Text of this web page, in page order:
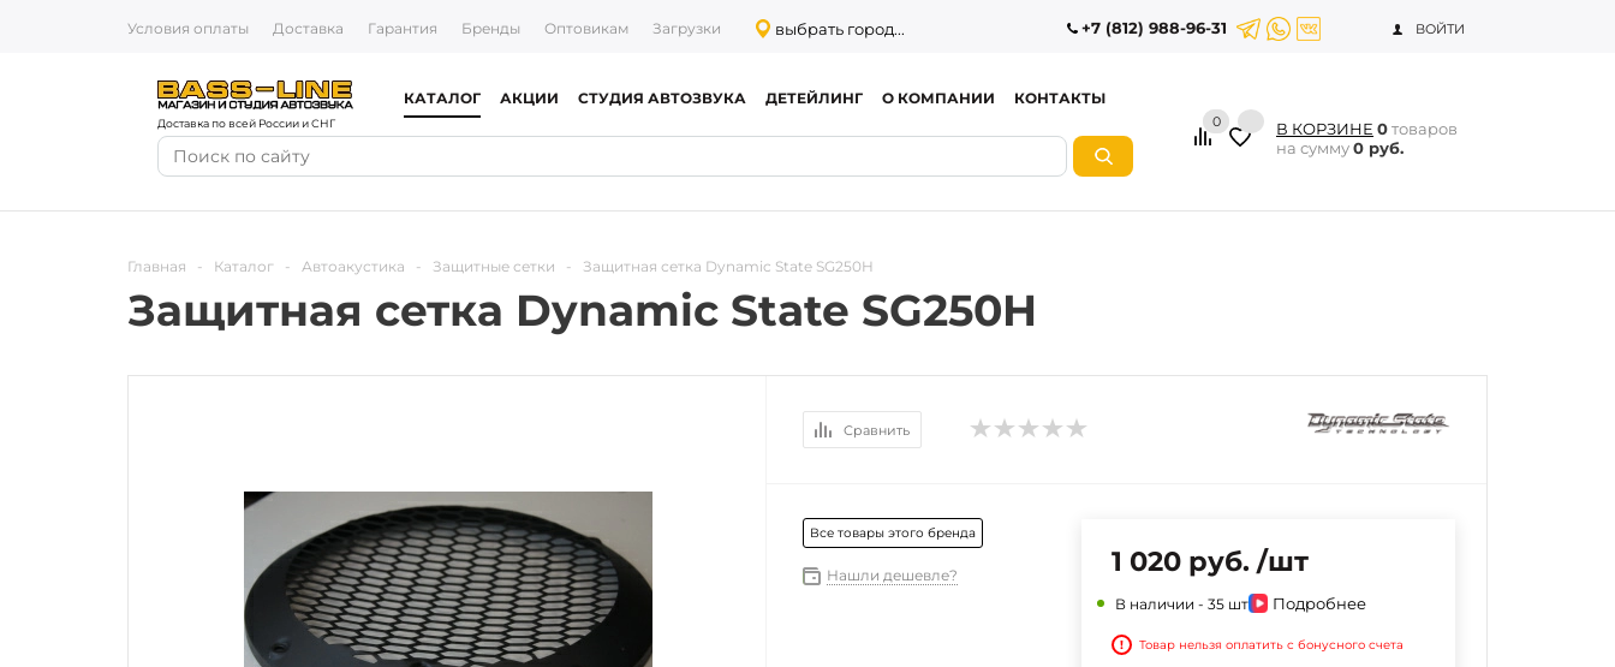
Условия оплаты Доставка Гарантия Бренды Оптовикам Загрузки выбрать город... +7 (812) 988-96-31 ВОЙТИ
Доставка по всей России и СНГ
КАТАЛОГ АКЦИИ СТУДИЯ АВТОЗВУКА ДЕТЕЙЛИНГ О КОМПАНИИ КОНТАКТЫ
0 В КОРЗИНЕ 0товаров
на сумму0 руб.
Главная - Каталог - Автоакустика - Защитные сетки - Защитная сетка Dynamic State SG250H
Защитная сетка Dynamic State SG250H
Сравнить
Все товары этого бренда
Нашли дешевле? 1 020 руб. /шт
В наличии - 35 шт Подробнее
! Товар нельзя оплатить с бонусного счета